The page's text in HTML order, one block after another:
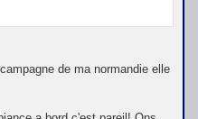
de ma normandie elle